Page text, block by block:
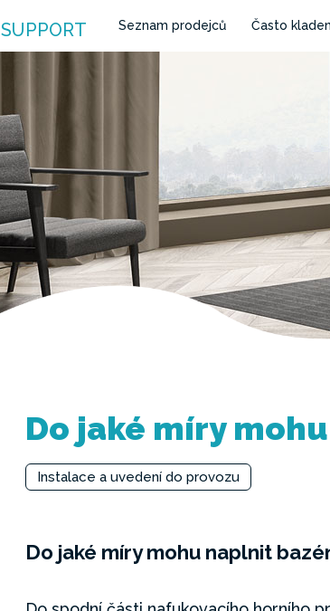
SUPPORT Seznam prodejců Často
Do jaké míry mohu
Instalace a uvedení do provozu
Do jaké míry mohu naplnit